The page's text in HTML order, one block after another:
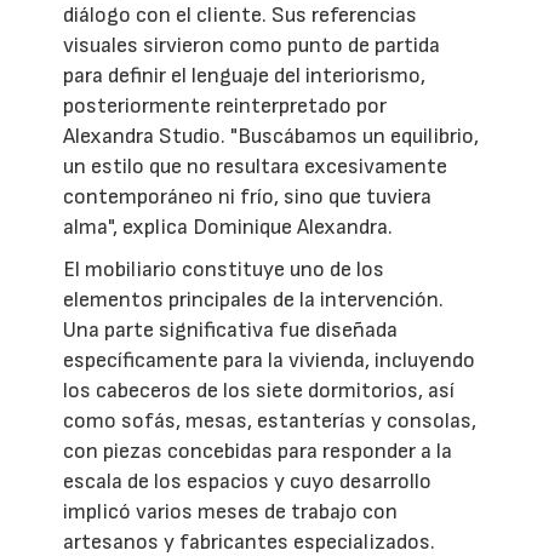
diálogo con el cliente. Sus referencias
visuales sirvieron como punto de partida
para definir el lenguaje del interiorismo,
posteriormente reinterpretado por
Alexandra Studio. "Buscábamos un equilibrio,
un estilo que no resultara excesivamente
contemporáneo ni frío, sino que tuviera
alma", explica Dominique Alexandra.
El mobiliario constituye uno de los
elementos principales de la intervención.
Una parte significativa fue diseñada
específicamente para la vivienda, incluyendo
los cabeceros de los siete dormitorios, así
como sofás, mesas, estanterías y consolas,
con piezas concebidas para responder a la
escala de los espacios y cuyo desarrollo
implicó varios meses de trabajo con
artesanos y fabricantes especializados.